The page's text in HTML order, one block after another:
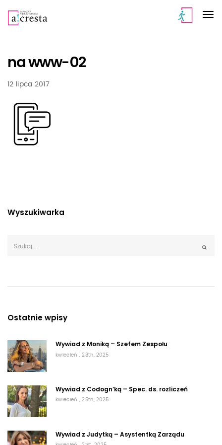
na www-02
12 lipca 2017
Wyszukiwarka
Ostatnie wpisy
Wywiad z Moniką – Szefem Zespołu
kwiecień , 28th, 2025
Wywiad z Codogn’ką – Spec. ds. rozliczeń
kwiecień , 25th, 2025
Wywiad z Judytką – Asystentką Zarządu